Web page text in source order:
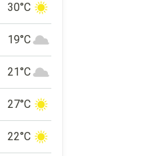
30°C
19°C
21°C
27°C
22°C